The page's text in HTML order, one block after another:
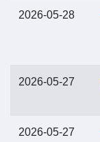
2026-05-28
2026-05-27
2026-05-27